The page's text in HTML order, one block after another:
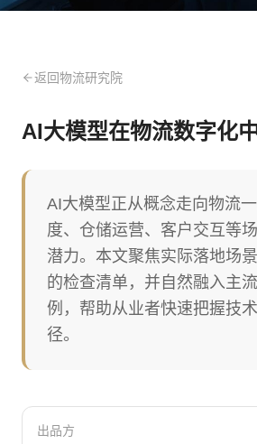
返回物流研究院
AI大模型在物流数字化
AI大模型正从概念走向物流
度、仓储运营、客户交互等
潜力。本文聚焦实际落地场
的检查清单，并自然融入主
例，帮助从业者快速把握技
径。
出品方